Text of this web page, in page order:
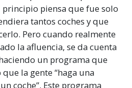
piensa que fue solo
tantos coches y que
Pero cuando realmente
la afluencia, se da cuenta
un programa que
la gente “haga una
coche”. Este programa